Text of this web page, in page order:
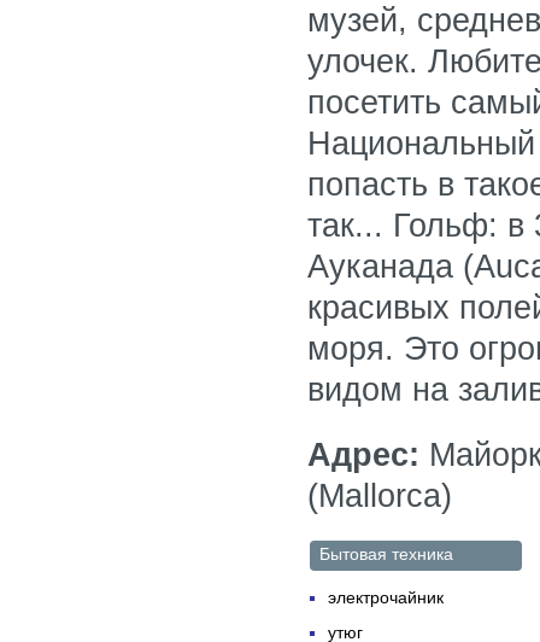
музей,
улочек.
посетить
попасть в
так... Гольф: в
Ауканада
красивых
моря. Это
видом на
Адрес:
(Mallorca)
Бытовая техника
электрочайник
утюг